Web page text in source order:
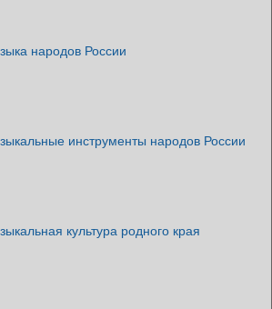
народов России
инструменты народов России
культура родного края